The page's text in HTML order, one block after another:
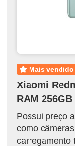
mais vendido
Xiaomi
RAM 256GB
Possui preço
como
carregamento